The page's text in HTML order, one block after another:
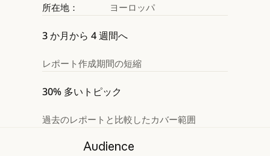
所在地：
ヨーロッパ
3 か月から 4 週間へ
レポート作成期間の短縮
30% 多いトピック
過去のレポートと比較したカバー範囲
Audience